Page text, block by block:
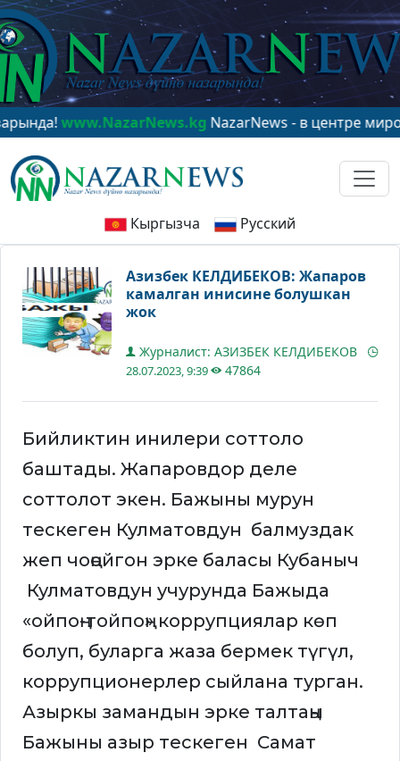
NazarNews - в центре мирового
Кыргызча Русский
Азизбек КЕЛДИБЕКОВ: Жапаров
камалган инисине болушкан
жок
Журналист: АЗИЗБЕК КЕЛДИБЕКОВ
28.07.2023, 9:39 47864
Бийликтин инилери соттоло
баштады. Жапаровдор деле
соттолот экен. Бажыны мурун
тескеген Кулматовдун балмуздак
жеп чоңойгон эрке баласы Кубаныч
Кулматовдун учурунда Бажыда
«ойпоң-тойпоң» коррупциялар көп
болуп, буларга жаза бермек түгүл,
коррупционерлер сыйлана турган.
Азыркы замандын эрке талтаңы
Бажыны азыр тескеген Самат